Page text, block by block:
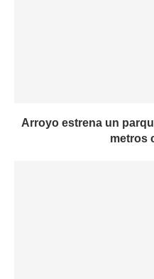
Arroyo estrena un
metros